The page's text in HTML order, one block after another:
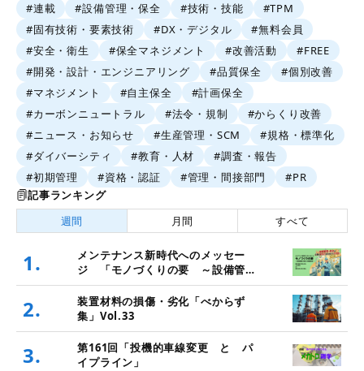
#連載
#設備管理・保全 #技術・技能
#TPM
#固有技術・要素技術
#DX・デジタル
#無料会員
#安全・衛生
#保全マネジメント #改善活動
#FREE
#開発・設計・エンジニアリング
#品質保全
#個別改善
#マネジメント
#自主保全
#計画保全
#カーボンニュートラル
#法令・規制
#からくり改善
#ニュース・お知らせ
#生産管理・SCM
#規格・標準化
#ダイバーシティ
#教育・人材
#調査・報告
#初期管理
#資格・認証 #管理・間接部門
#PR
記事ランキング
週間
月間 すべて
1.
メンテナンス新時代へのメッセー
ジ 「モノづくりの要 ～設備管
理・保全と価値創造～」
2.
装置材料の損傷・劣化「べからず
集」Vol.33
3.
第161回「投機的車線変更 と パ
イプライン」